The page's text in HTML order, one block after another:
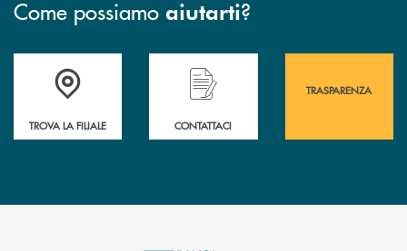
Come possiamo aiutarti?
Accedi all' elenco completo&nbsp; delle&nbsp; filiali&nbsp; di Banca
TROVA LA FILIALE
Hai bisogno di assistenza immediata?
CONTATTACI
TRASPARENZA